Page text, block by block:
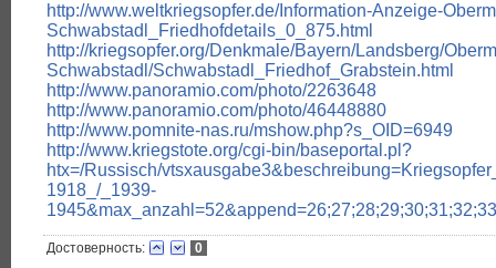
http://www.weltkriegsopfer.de/Information-Anzeige-
Schwabstadl_Friedhofdetails_0_875.html
http://kriegsopfer.org/Denkmale/Bayern/Landsberg/
Schwabstadl/Schwabstadl_Friedhof_Grabstein.html
http://www.panoramio.com/photo/2263648
http://www.panoramio.com/photo/46448880
http://www.pomnite-nas.ru/mshow.php?s_OID=6949
http://www.kriegstote.org/cgi-bin/baseportal.pl?
htx=/Russisch/
1918_/_1939-
Достоверность: 0